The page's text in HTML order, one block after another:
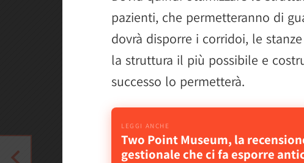
pazienti, che permetteranno di
dovrà disporre i corridoi, le
la struttura il più possibile e
successo lo permetterà.
Two Point Museum, la
gestionale che ci fa esporre